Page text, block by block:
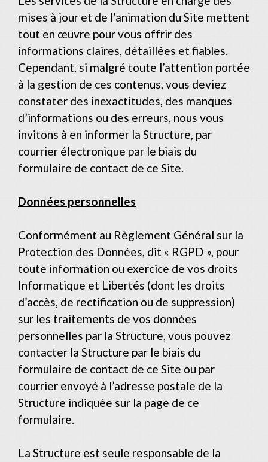
mises à jour et de l’animation du Site mettent
tout en œuvre pour vous offrir des
informations claires, détaillées et fiables.
Cependant, si malgré toute l’attention portée
à la gestion de ces contenus, vous deviez
constater des inexactitudes, des manques
d’informations ou des erreurs, nous vous
invitons à en informer la Structure, par
courrier électronique par le biais du
formulaire de contact de ce Site.
Données personnelles
Conformément au Règlement Général sur la
Protection des Données, dit « RGPD », pour
toute information ou exercice de vos droits
Informatique et Libertés (dont les droits
d’accès, de rectification ou de suppression)
sur les traitements de vos données
personnelles par la Structure, vous pouvez
contacter la Structure par le biais du
formulaire de contact de ce Site ou par
courrier envoyé à l’adresse postale de la
Structure indiquée sur la page de ce
formulaire.
La Structure est seule responsable de la